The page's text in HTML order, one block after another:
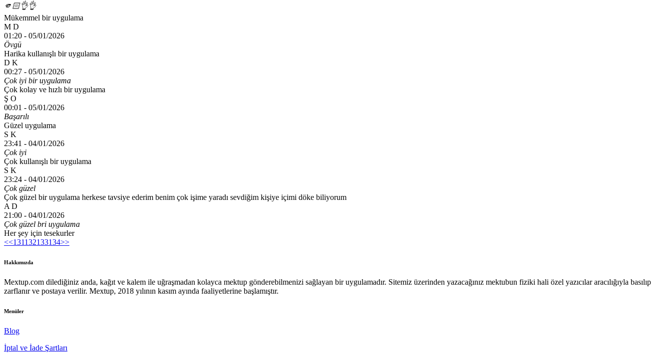
🫵🏻👌👌
Mükemmel bir uygulama
M D
01:20 - 05/01/2026
Övgü
Harika kullanışlı bir uygulama
D K
00:27 - 05/01/2026
Çok iyi bir uygulama
Çok kolay ve hızlı bir uygulama
Ş O
00:01 - 05/01/2026
Başarılı
Güzel uygulama
S K
23:41 - 04/01/2026
Çok iyi
Çok kullanışlı bir uygulama
S K
23:24 - 04/01/2026
Çok güzel
Çok güzel bir uygulama herkese tavsiye ederim benim çok işime yaradı sevdiğim kişiye içimi döke biliyorum
A D
21:00 - 04/01/2026
Çok güzel bri uygulama
Her şey için tesekurler
<<131132133134>>
Hakkımızda
Mextup.com dilediğiniz anda, kağıt ve kalem ile uğraşmadan kolayca mektup gönderebilmenizi sağlayan bir uygulamadır. Sitemiz üzerinden yazacağınız mektubun fiziki hali özel yazıcılar aracılığıyla basılıp
zarflanır ve postaya verilir. Mextup, 2018 yılının kasım ayında faaliyetlerine başlamıştır.
Menüler
Blog
İptal ve İade Şartları